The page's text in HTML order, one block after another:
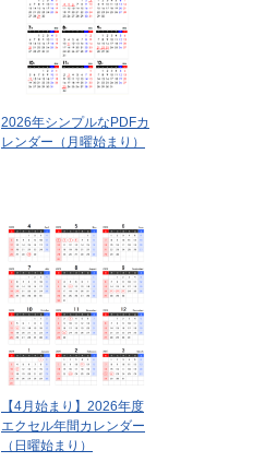
2026年シンプルなPDFカ
レンダー（月曜始まり）
【4月始まり】2026年度
エクセル年間カレンダー
（日曜始まり）